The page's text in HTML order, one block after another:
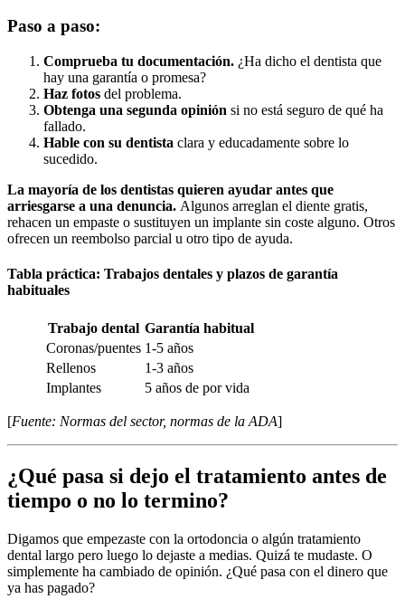
Paso a paso:
Comprueba tu documentación. ¿Ha dicho el dentista que
hay una garantía o promesa?
Haz fotos del problema.
Obtenga una segunda opinión si no está seguro de qué ha
fallado.
Hable con su dentista clara y educadamente sobre lo
sucedido.
La mayoría de los dentistas quieren ayudar antes que
arriesgarse a una denuncia. Algunos arreglan el diente gratis,
rehacen un empaste o sustituyen un implante sin coste alguno. Otros
ofrecen un reembolso parcial u otro tipo de ayuda.
Tabla práctica: Trabajos dentales y plazos de garantía
habituales
Trabajo dental Garantía habitual
Coronas/puentes 1-5 años
Rellenos
1-3 años
Implantes
5 años de por vida
[Fuente: Normas del sector, normas de la ADA]
¿Qué pasa si dejo el tratamiento antes de
tiempo o no lo termino?
Digamos que empezaste con la ortodoncia o algún tratamiento
dental largo pero luego lo dejaste a medias. Quizá te mudaste. O
simplemente ha cambiado de opinión. ¿Qué pasa con el dinero que
ya has pagado?